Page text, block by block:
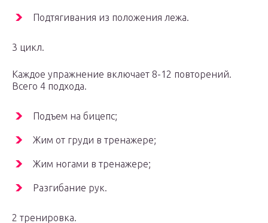
Подтягивания из положения лежа.
3 цикл.
Каждое упражнение включает 8-12 повторений.
Всего 4 подхода.
Подъем на бицепс;
Жим от груди в тренажере;
Жим ногами в тренажере;
Разгибание рук.
2 тренировка.